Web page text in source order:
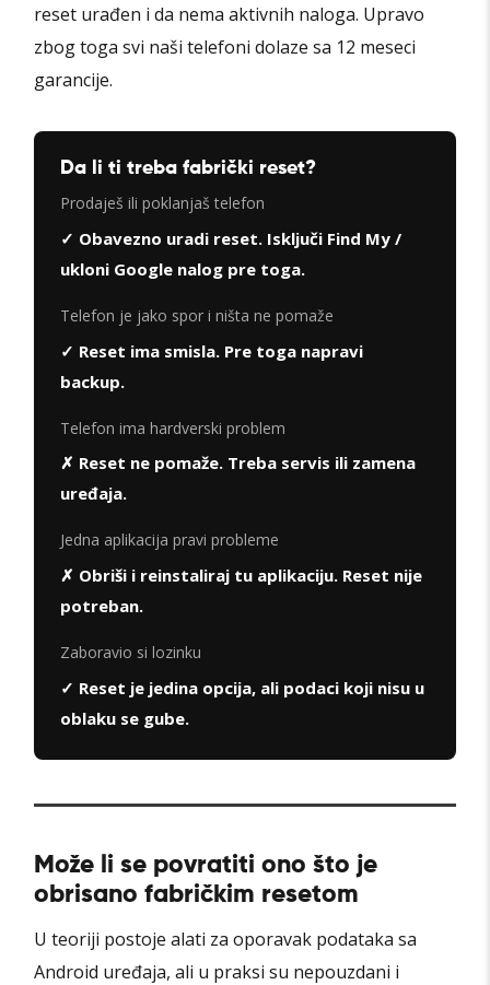
reset urađen i da nema aktivnih naloga. Upravo
zbog toga svi naši telefoni dolaze sa 12 meseci
garancije.
Da li ti treba fabrički reset?
Prodaješ ili poklanjaš telefon
✓ Obavezno uradi reset. Isključi Find My /
ukloni Google nalog pre toga.
Telefon je jako spor i ništa ne pomaže
✓ Reset ima smisla. Pre toga napravi
backup.
Telefon ima hardverski problem
✗ Reset ne pomaže. Treba servis ili zamena
uređaja.
Jedna aplikacija pravi probleme
✗ Obriši i reinstaliraj tu aplikaciju. Reset nije
potreban.
Zaboravio si lozinku
✓ Reset je jedina opcija, ali podaci koji nisu u
oblaku se gube.
Može li se povratiti ono što je
obrisano fabričkim resetom
U teoriji postoje alati za oporavak podataka sa
Android uređaja, ali u praksi su nepouzdani i